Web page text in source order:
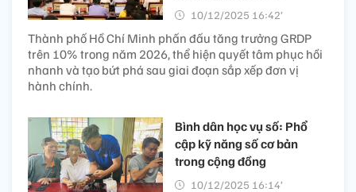
10/12/2025 16:42’
Thành phố Hồ Chí Minh phấn đấu tăng trưởng GRDP
trên 10% trong năm 2026, thể hiện quyết tâm phục hồi
nhanh và tạo bứt phá sau giai đoạn sắp xếp đơn vị
hành chính.
Bình dân học vụ số: Phổ
cập kỹ năng số cơ bản
trong cộng đồng
10/12/2025 16:14’